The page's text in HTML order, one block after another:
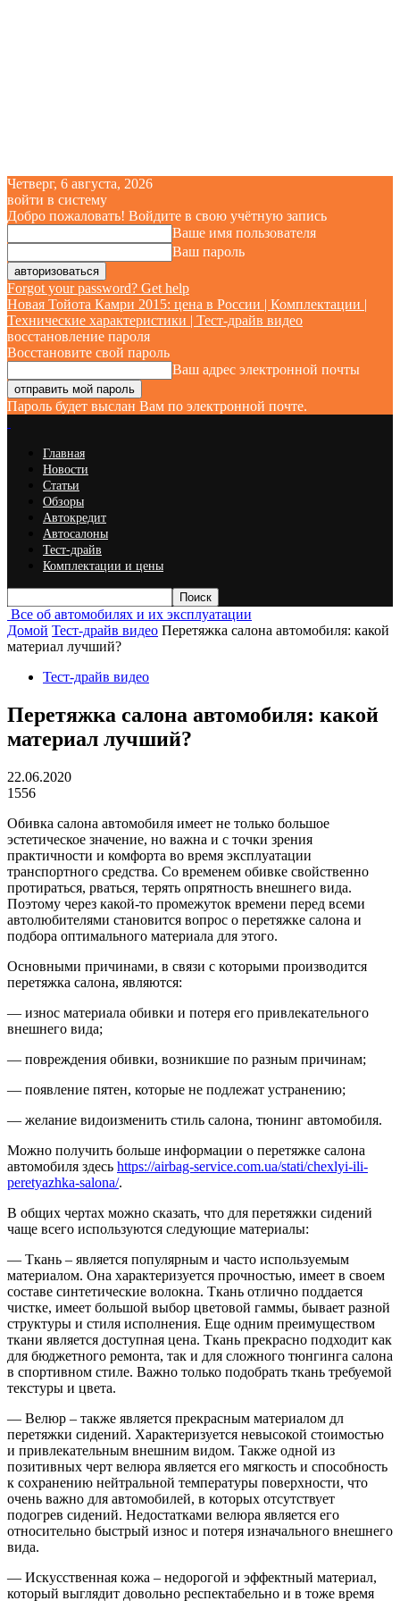
Четверг, 6 августа, 2026
войти в систему
Добро пожаловать! Войдите в свою учётную запись
Ваше имя пользователя
Ваш пароль
Forgot your password? Get help
Новая Тойота Камри 2015: цена в России | Комплектации |
Технические характеристики | Тест-драйв видео
восстановление пароля
Восстановите свой пароль
Ваш адрес электронной почты
Пароль будет выслан Вам по электронной почте.
Главная
Новости
Статьи
Обзоры
Автокредит
Автосалоны
Тест-драйв
Комплектации и цены
Все об автомобилях и их эксплуатации
Домой Тест-драйв видео Перетяжка салона автомобиля: какой
материал лучший?
Тест-драйв видео
Перетяжка салона автомобиля: какой
материал лучший?
22.06.2020
1556
Обивка салона автомобиля имеет не только большое
эстетическое значение, но важна и с точки зрения
практичности и комфорта во время эксплуатации
транспортного средства. Со временем обивке свойственно
протираться, рваться, терять опрятность внешнего вида.
Поэтому через какой-то промежуток времени перед всеми
автолюбителями становится вопрос о перетяжке салона и
подбора оптимального материала для этого.
Основными причинами, в связи с которыми производится
перетяжка салона, являются:
— износ материала обивки и потеря его привлекательного
внешнего вида;
— повреждения обивки, возникшие по разным причинам;
— появление пятен, которые не подлежат устранению;
— желание видоизменить стиль салона, тюнинг автомобиля.
Можно получить больше информации о перетяжке салона
автомобиля здесь https://airbag-service.com.ua/stati/chexlyi-ili-
peretyazhka-salona/.
В общих чертах можно сказать, что для перетяжки сидений
чаще всего используются следующие материалы:
— Ткань – является популярным и часто используемым
материалом. Она характеризуется прочностью, имеет в своем
составе синтетические волокна. Ткань отлично поддается
чистке, имеет большой выбор цветовой гаммы, бывает разной
структуры и стиля исполнения. Еще одним преимуществом
ткани является доступная цена. Ткань прекрасно подходит как
для бюджетного ремонта, так и для сложного тюнгинга салона
в спортивном стиле. Важно только подобрать ткань требуемой
текстуры и цвета.
— Велюр – также является прекрасным материалом дл
перетяжки сидений. Характеризуется невысокой стоимостью
и привлекательным внешним видом. Также одной из
позитивных черт велюра является его мягкость и способность
к сохранению нейтральной температуры поверхности, что
очень важно для автомобилей, в которых отсутствует
подогрев сидений. Недостатками велюра является его
относительно быстрый износ и потеря изначального внешнего
вида.
— Искусственная кожа – недорогой и эффектный материал,
который выглядит довольно респектабельно и в тоже время